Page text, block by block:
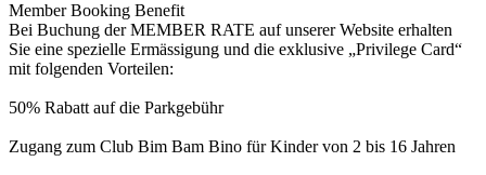
Member Booking Benefit
Bei Buchung der MEMBER RATE auf unserer Website erhalten
Sie eine spezielle Ermässigung und die exklusive „Privilege Card“
mit folgenden Vorteilen:
50% Rabatt auf die Parkgebühr
Zugang zum Club Bim Bam Bino für Kinder von 2 bis 16 Jahren